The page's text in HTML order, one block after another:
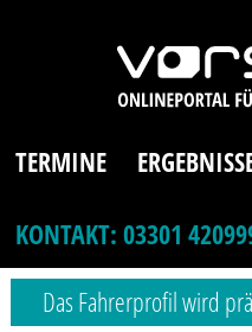
TERMINE
KONTAKT: 03301
Das Fahrerprofil wird